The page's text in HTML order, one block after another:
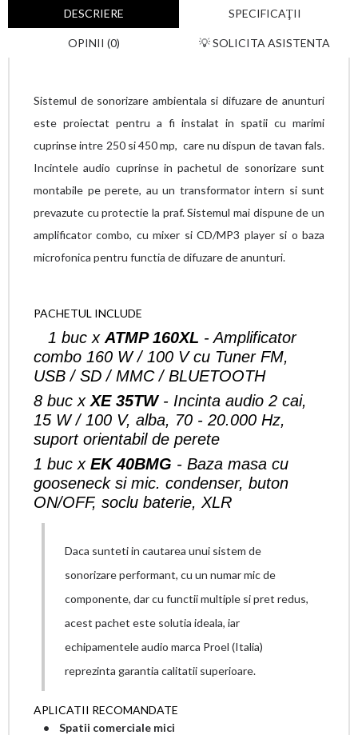
DESCRIERE SPECIFICAŢII
OPINII (0) 💡 SOLICITA ASISTENTA
Sistemul de sonorizare ambientala si difuzare de anunturi
este proiectat pentru a fi instalat in spatii cu marimi
cuprinse intre 250 si 450 mp, care nu dispun de tavan fals.
Incintele audio cuprinse in pachetul de sonorizare sunt
montabile pe perete, au un transformator intern si sunt
prevazute cu protectie la praf. Sistemul mai dispune de un
amplificator combo, cu mixer si CD/MP3 player si o baza
microfonica pentru functia de difuzare de anunturi.
PACHETUL INCLUDE
1 buc x ATMP 160XL - Amplificator
combo 160 W / 100 V cu Tuner FM,
USB / SD / MMC / BLUETOOTH
8 buc x XE 35TW- Incinta audio 2 cai,
15 W / 100 V, alba, 70 - 20.000 Hz,
suport orientabil de perete
1 buc x EK 40BMG - Baza masa cu
gooseneck si mic. condenser, buton
ON/OFF, soclu baterie, XLR
Daca sunteti in cautarea unui sistem de
sonorizare performant, cu un numar mic de
componente, dar cu functii multiple si pret redus,
acest pachet este solutia ideala, iar
echipamentele audio marca Proel (Italia)
reprezinta garantia calitatii superioare.
APLICATII RECOMANDATE
• Spatii comerciale mici